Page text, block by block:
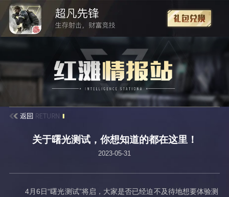
关于曙光测试，你想知道的都在这里！
2023-05-31
4月6日“曙光测试”将启，大家是否已经迫不及待地想要体验测